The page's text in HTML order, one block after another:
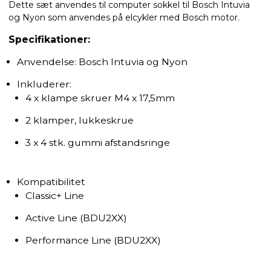
Dette sæt anvendes til computer sokkel til Bosch Intuvia
og Nyon som anvendes på elcykler med Bosch motor.
Specifikationer:
Anvendelse: Bosch Intuvia og Nyon
Inkluderer:
4 x klampe skruer M4 x 17,5mm
2 klamper, lukkeskrue
3 x 4 stk. gummi afstandsringe
Kompatibilitet
Classic+ Line
Active Line (BDU2XX)
Performance Line (BDU2XX)